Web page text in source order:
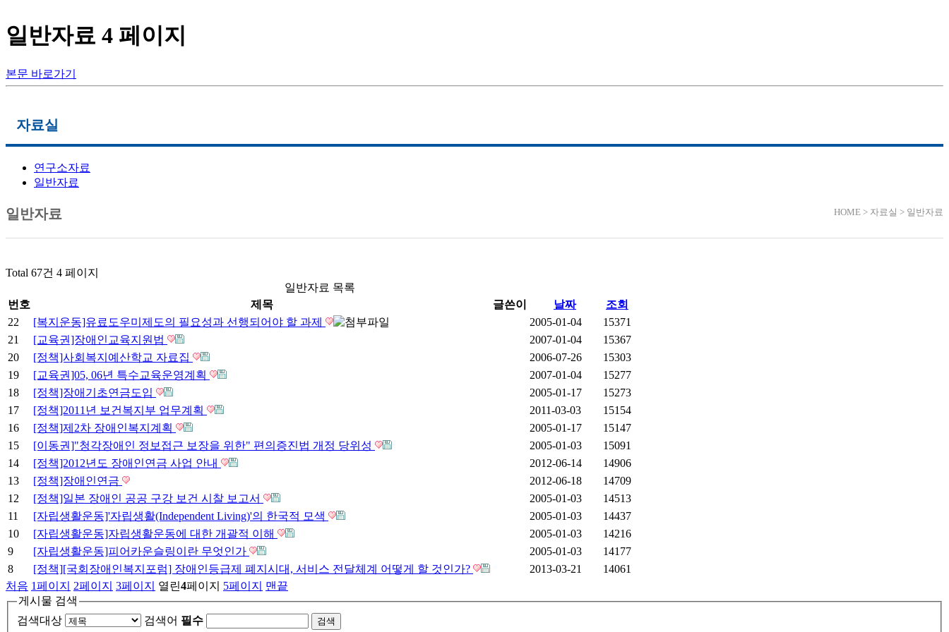
일반자료 4 페이지
본문 바로가기
메인메뉴
연구소 소개
부산장애인인권센터
활동지원사업
알림
자료실
연구소자료
일반자료
일반자료 HOME > 자료실 > 일반자료
Total 67건 4 페이지
일반자료 목록
번호
제목 글쓴이 날짜
조회
22
[복지운동]유료도우미제도의 필요성과 선행되어야 할 과제 2005-01-04
15371
21
[교육권]장애인교육지원법 2007-01-04
15367
20
[정책]사회복지예산학교 자료집 2006-07-26
15303
19
[교육권]05, 06년 특수교육운영계획 2007-01-04
15277
18
[정책]장애기초연금도입 2005-01-17
15273
17
[정책]2011년 보건복지부 업무계획 2011-03-03
15154
16
[정책]제2차 장애인복지계획 2005-01-17
15147
15
[이동권]"청각장애인 정보접근 보장을 위한" 편의증진법 개정 당위성 2005-01-03
15091
14
[정책]2012년도 장애인연금 사업 안내 2012-06-14
14906
13
[정책]장애인연금 2012-06-18
14709
12
[정책]일본 장애인 공공 구강 보건 시찰 보고서 2005-01-03
14513
11
[자립생활운동]'자립생활(Independent Living)'의 한국적 모색 2005-01-03
14437
10
[자립생활운동]자립생활운동에 대한 개괄적 이해 2005-01-03
14216
9
[자립생활운동]피어카운슬링이란 무엇인가 2005-01-03
14177
8
[정책][국회장애인복지포럼] 장애인등급제 폐지시대, 서비스 전달체계 어떻게 할 것인가? 2013-03-21
14061
처음 1페이지 2페이지 3페이지 열린4페이지 5페이지
맨끝
게시물 검색
검색대상
검색어 필수